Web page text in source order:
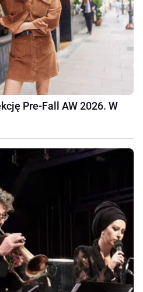
Pre-Fall AW 2026. W